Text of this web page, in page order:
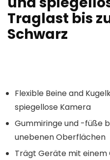
Traglast bis
Schwarz
Flexible Beine and
spiegellose Kamera
Gummiringe und -füße
unebenen Oberflächen
Trägt Geräte mit einem